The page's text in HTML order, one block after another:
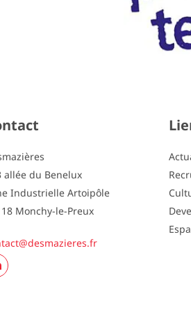
allée du Benelux
Industrielle Artoipôle
Monchy-le-Preux